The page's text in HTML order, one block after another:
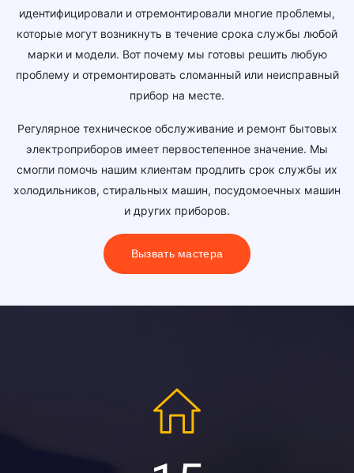
идентифицировали и отремонтировали многие проблемы,
которые могут возникнуть в течение срока службы любой
марки и модели. Вот почему мы готовы решить любую
проблему и отремонтировать сломанный или неисправный
прибор на месте.
Регулярное техническое обслуживание и ремонт бытовых
электроприборов имеет первостепенное значение. Мы
смогли помочь нашим клиентам продлить срок службы их
холодильников, стиральных машин, посудомоечных машин
и других приборов.
Вызвать мастера